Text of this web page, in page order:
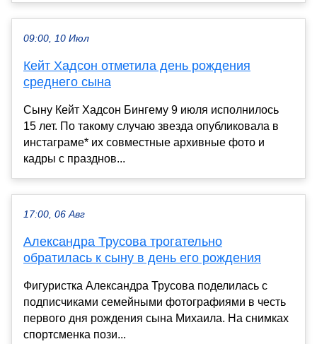
09:00, 10 Июл
Кейт Хадсон отметила день рождения
среднего сына
Сыну Кейт Хадсон Бингему 9 июля исполнилось
15 лет. По такому случаю звезда опубликовала в
инстаграме* их совместные архивные фото и
кадры с празднов...
17:00, 06 Авг
Александра Трусова трогательно
обратилась к сыну в день его рождения
Фигуристка Александра Трусова поделилась с
подписчиками семейными фотографиями в честь
первого дня рождения сына Михаила. На снимках
спортсменка пози...